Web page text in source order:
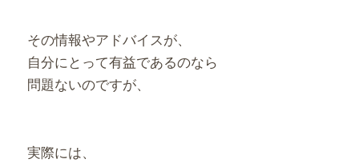
その情報やアドバイスが、
自分にとって有益であるのなら
問題ないのですが、
実際には、